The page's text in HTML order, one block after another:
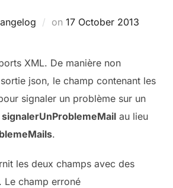
on Posted
17 October 2013
XML. De manière non
json, le champ contenant les
signaler un problème sur un
signalerUnProblemeMailau lieu
.
les deux champs avec des
Le champ erroné